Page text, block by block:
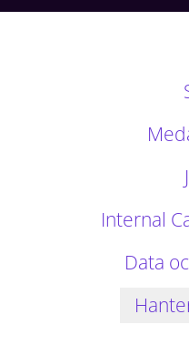
Internal
Data